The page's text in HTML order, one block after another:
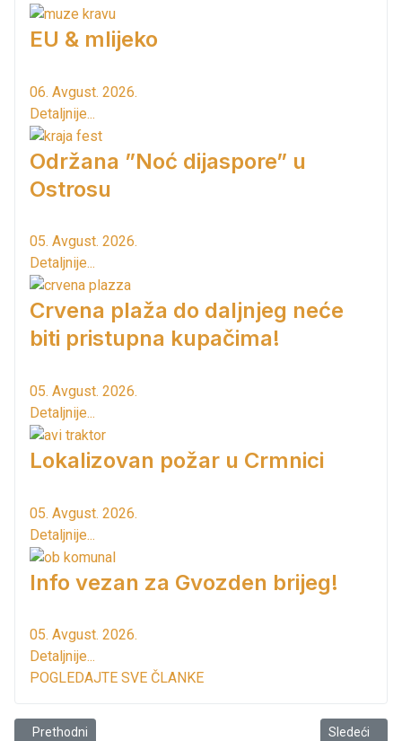
EU & mlijeko
06. Avgust. 2026.
Detaljnije...
Održana ”Noć dijaspore” u
Ostrosu
05. Avgust. 2026.
Detaljnije...
Crvena plaža do daljnjeg neće
biti pristupna kupačima!
05. Avgust. 2026.
Detaljnije...
Lokalizovan požar u Crmnici
05. Avgust. 2026.
Detaljnije...
Info vezan za Gvozden brijeg!
05. Avgust. 2026.
Detaljnije...
POGLEDAJTE SVE ČLANKE
Prethodni članak: Primjer društveno odgovorne saradnje
Prethodni Sledeći
Sledeći